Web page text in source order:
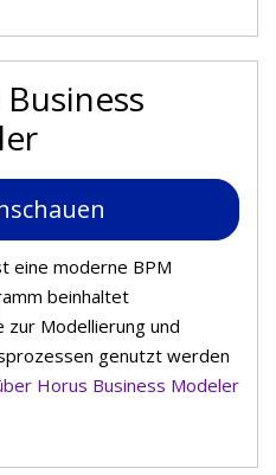
eine moderne BPM
beinhaltet
zur Modellierung und
genutzt werden
Horus Business Modeler